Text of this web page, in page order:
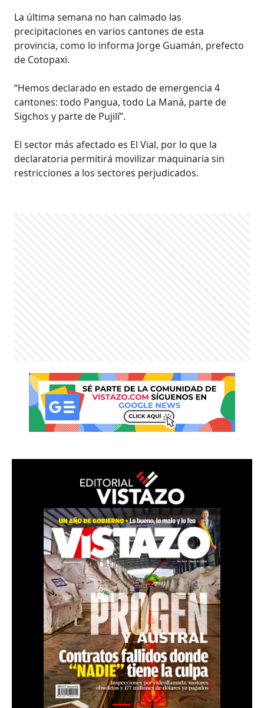
La última semana no han calmado las
precipitaciones en varios cantones de esta
provincia, como lo informa Jorge Guamán, prefecto
de Cotopaxi.
“Hemos declarado en estado de emergencia 4
cantones: todo Pangua, todo La Maná, parte de
Sigchos y parte de Pujilí”.
El sector más afectado es El Vial, por lo que la
declaratoria permitirá movilizar maquinaria sin
restricciones a los sectores perjudicados.